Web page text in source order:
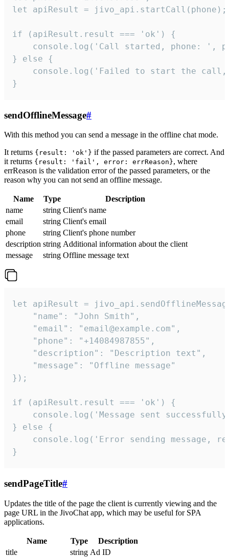
let apiResult = jivo_api.startCall(phone);
if (apiResult.result === 'ok') {
console.log('Call started, phone: ',
} else {
console.log('Failed to start the
}
sendOfflineMessage#
With this method you can send a message in the offline chat mode.
It returns {result: 'ok'} if the passed parameters are correct. And
it returns {result: 'fail', error: errReason}, where
errReason is the validation error of the passed parameters, or the
reason why you can not send an offline message.
Name Type
Description
name
string Client's name
email
string Client's email
phone
string Client's phone number
description string Additional information about the client
message
string Offline message text
let apiResult =
    "name": "John Smith",
    "email": "email@example.com",
    "phone": "+14084987855",
    "description": "Description text",
    "message": "Offline message"
});
if (apiResult.result === 'ok') {
console.log('Message sent
} else {
console.log('Error sending message,
}
sendPageTitle#
Updates the title of the page the client is currently viewing and the
page URL in the JivoChat app, which may be useful for SPA
applications.
Name Type
Description
title
string Ad ID